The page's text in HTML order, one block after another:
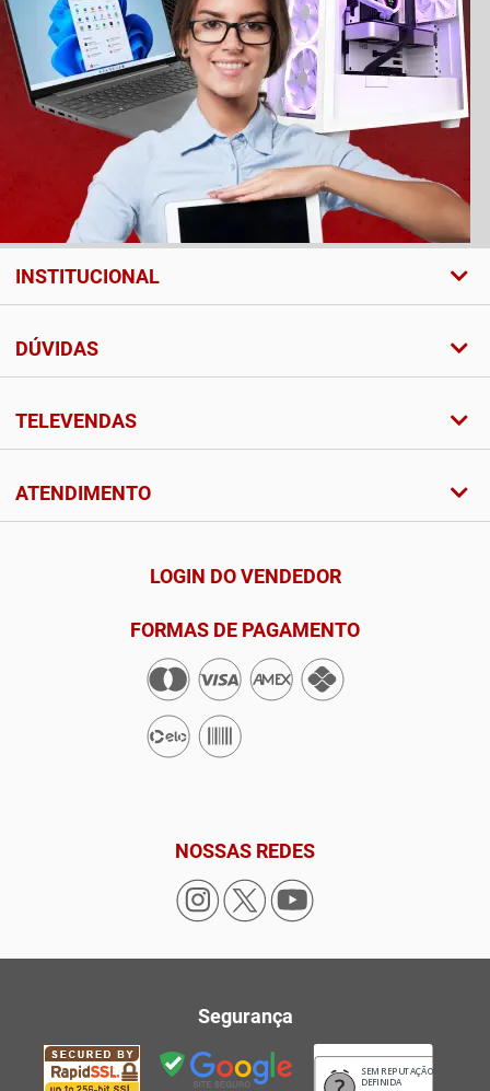
INSTITUCIONAL
DÚVIDAS
TELEVENDAS
ATENDIMENTO
LOGIN DO VENDEDOR
FORMAS DE PAGAMENTO
NOSSAS REDES
Segurança
SEM REPUTAÇÃO
DEFINIDA